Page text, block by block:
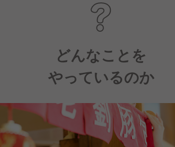
どんなことを
やっているのか